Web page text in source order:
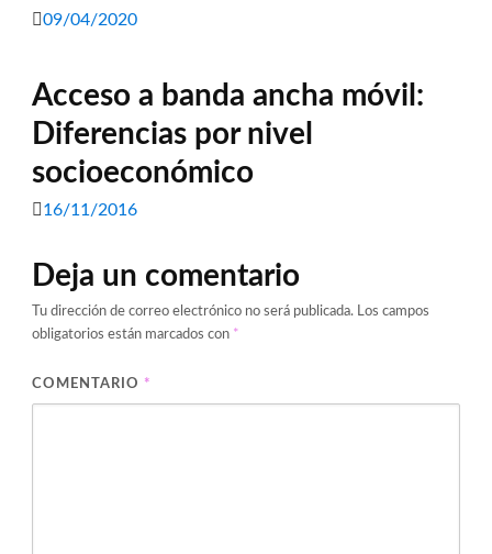
09/04/2020
Acceso a banda ancha móvil:
Diferencias por nivel
socioeconómico
16/11/2016
Deja un comentario
Tu dirección de correo electrónico no será publicada. Los campos
obligatorios están marcados con *
COMENTARIO *